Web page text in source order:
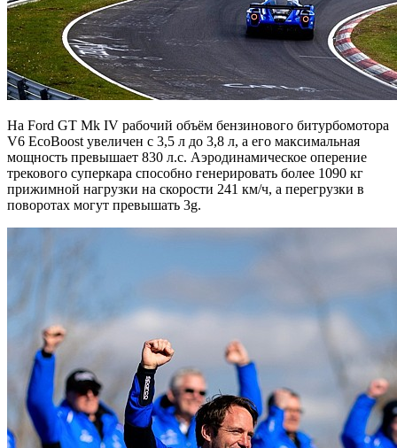
На Ford GT Mk IV рабочий объём бензинового битурбомотора
V6 EcoBoost увеличен с 3,5 л до 3,8 л, а его максимальная
мощность превышает 830 л.с. Аэродинамическое оперение
трекового суперкара способно генерировать более 1090 кг
прижимной нагрузки на скорости 241 км/ч, а перегрузки в
поворотах могут превышать 3g.